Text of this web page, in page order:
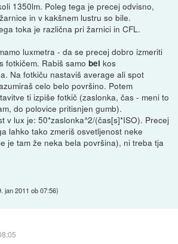
1350lm. Poleg tega je precej odvisno,
in v kakšnem lustru so bile.
toka je različna pri žarnici in CFL.
luxmetra - da se precej dobro izmeriti
fotkičem. Rabiš samobel kos
Na fotkiču nastaviš average ali spot
celo belo površino. Potem
ti izpiše fotkič (zaslonka, čas - meni to
do polovice pritisnjen gumb).
v lux je: 50*zaslonka^2/(čas[s]*ISO). Precej
lahko tako zmeriš osvetljenost neke
je tam že neka bela površina), ni treba tja
jan 2011 ob 07:56)